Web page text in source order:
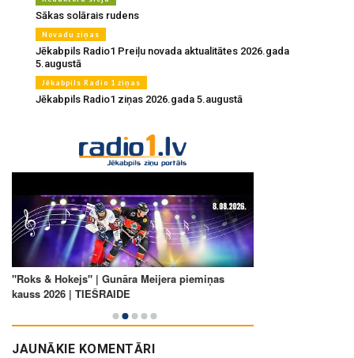
Sākas solārais rudens
Novadu ziņas
Jēkabpils Radio1 Preiļu novada aktualitātes 2026.gada
5.augustā
Jēkabpils Radio 1 ziņas
Jēkabpils Radio1 ziņas 2026.gada 5.augustā
JAUNĀKIE KOMENTĀRI